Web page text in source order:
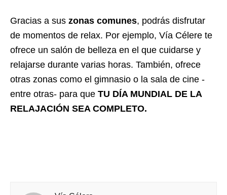
Gracias a sus zonas comunes, podrás disfrutar
de momentos de relax. Por ejemplo, Vía Célere te
ofrece un salón de belleza en el que cuidarse y
relajarse durante varias horas. También, ofrece
otras zonas como el gimnasio o la sala de cine -
entre otras- para que TU DÍA MUNDIAL DE LA
RELAJACIÓN SEA COMPLETO.